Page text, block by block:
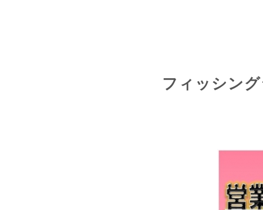
フィッシン